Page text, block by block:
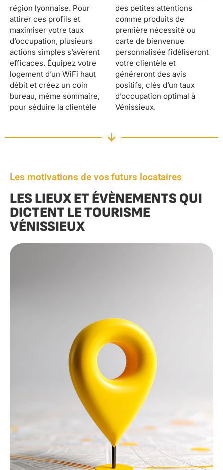
région lyonnaise. Pour
attirer ces profils et
maximiser votre taux
d’occupation, plusieurs
actions simples s’avèrent
efficaces. Équipez votre
logement d’un WiFi haut
débit et créez un coin
bureau, même sommaire,
pour séduire la clientèle
des petites attentions
comme produits de
première nécessité ou
carte de bienvenue
personnalisée fidéliseront
votre clientèle et
généreront des avis
positifs, clés d’un taux
d’occupation optimal à
Vénissieux.
Les motivations de vos futurs locataires
LES LIEUX ET ÉVÈNEMENTS QUI
DICTENT LE TOURISME
VÉNISSIEUX